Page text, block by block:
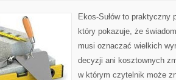
Ekos-Sułów to praktyczny
który pokazuje, że
musi oznaczać wielkich
decyzji ani kosztownych
w którym czytelnik może